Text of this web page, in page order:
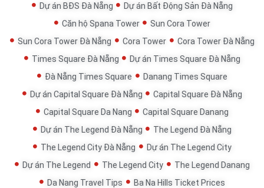
Dự án BĐS Đà Nẵng
Dự án Bất Động Sản Đà Nẵng
Căn hộ Spana Tower
Sun Cora Tower
Sun Cora Tower Đà Nẵng
Cora Tower
Cora Tower Đà Nẵng
Times Square Đà Nẵng
Dự án Times Square Đà Nẵng
Đà Nẵng Times Square
Danang Times Square
Dự án Capital Square Đà Nẵng
Capital Square Đà Nẵng
Capital Square Da Nang
Capital Square Danang
Dự án The Legend Đà Nẵng
The Legend Đà Nẵng
The Legend City Đà Nẵng
Dự án The Legend City
Dự án The Legend
The Legend City
The Legend Danang
Da Nang Travel Tips
Ba Na Hills Ticket Prices